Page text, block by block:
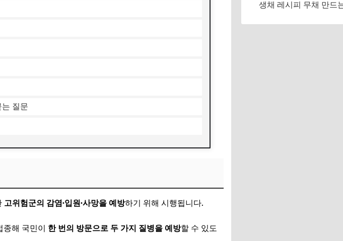
질문
고위험군의 감염·입원·사망을 예방하기 위해 시행됩니다.
종해 국민이 한 번의 방문으로 두 가지 질병을 예방할 수 있도
생채 레시피 무채 만드